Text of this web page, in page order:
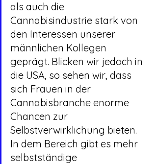
als auch die
Cannabisindustrie stark von
den Interessen unserer
männlichen Kollegen
geprägt. Blicken wir jedoch in
die USA, so sehen wir, dass
sich Frauen in der
Cannabisbranche enorme
Chancen zur
Selbstverwirklichung bieten.
In dem Bereich gibt es mehr
selbstständige